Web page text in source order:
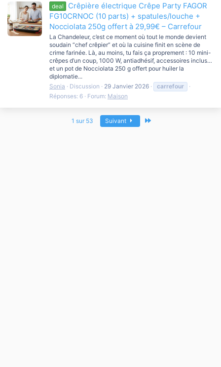
deal
Crêpière électrique Crêpe Party FAGOR
FG10CRNOC (10 parts) + spatules/louche +
Nocciolata 250g offert à 29,99€ – Carrefour
La Chandeleur, c’est ce moment où tout le monde devient
soudain “chef crêpier” et où la cuisine finit en scène de
crime farinée. Là, au moins, tu fais ça proprement : 10 mini-
crêpes d’un coup, 1000 W, antiadhésif, accessoires inclus…
et un pot de Nocciolata 250 g offert pour huiler la
diplomatie...
Sonia
Discussion 29 Janvier 2026
carrefour
Réponses: 6
Forum: Maison
1 sur 53 Suivant